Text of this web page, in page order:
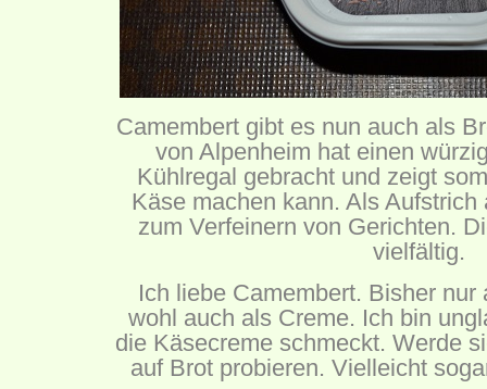
Camembert gibt es nun auch als
von Alpenheim hat einen
Kühlregal gebracht und zeigt
Käse machen kann. Als
zum Verfeinern von Gerichten.
vielfältig.
Ich liebe Camembert. Bisher nur
wohl auch als Creme. Ich bin
die Käsecreme schmeckt. Werde
auf Brot probieren. Vielleicht